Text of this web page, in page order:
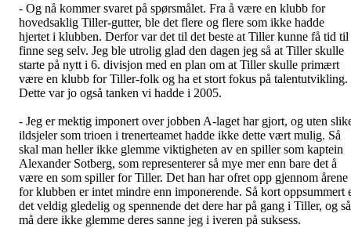
- Og nå kommer svaret på spørsmålet. Fra å være en klubb for
hovedsaklig Tiller-gutter, ble det flere og flere som ikke hadde
hjertet i klubben. Derfor var det til det beste at Tiller kunne få tid til
finne seg selv. Jeg ble utrolig glad den dagen jeg så at Tiller skulle
starte på nytt i 6. divisjon med en plan om at Tiller skulle primært
være en klubb for Tiller-folk og ha et stort fokus på talentutvikling.
Dette var jo også tanken vi hadde i 2005.
- Jeg er mektig imponert over jobben A-laget har gjort, og uten
ildsjeler som trioen i trenerteamet hadde ikke dette vært mulig. Så
skal man heller ikke glemme viktigheten av en spiller som kaptein
Alexander Sotberg, som representerer så mye mer enn bare det å
være en som spiller for Tiller. Det han har ofret opp gjennom årene
for klubben er intet mindre enn imponerende. Så kort oppsummert
det veldig gledelig og spennende det dere har på gang i Tiller, og så
må dere ikke glemme deres sanne jeg i iveren på suksess.